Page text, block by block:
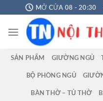
Chuyển
đến
nội
MỞ CỬA 08 - 20:30
SẢN PHẨM GIƯỜNG NGỦ
BỘ PHÒNG NGỦ
BÀN THỜ – TỦ THỜ